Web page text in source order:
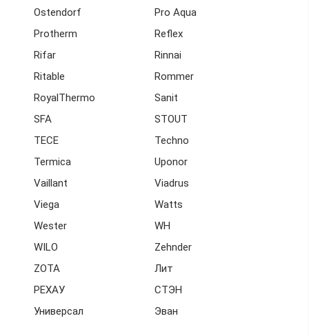
Ostendorf
Pro Aqua
Protherm
Reflex
Rifar
Rinnai
Ritable
Rommer
RoyalThermo
Sanit
SFA
STOUT
TECE
Techno
Termica
Uponor
Vaillant
Viadrus
Viega
Watts
Wester
WH
WILO
Zehnder
ZOTA
Лит
РЕХАУ
СТЭН
Универсал
Эван